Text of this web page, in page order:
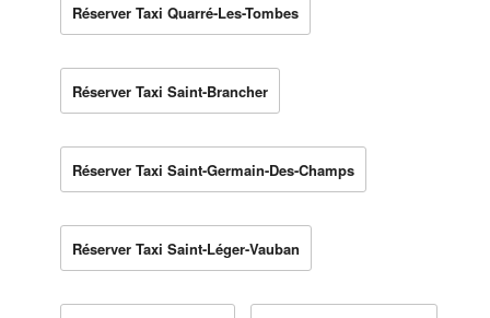
Réserver Taxi Quarré-Les-Tombes
Réserver Taxi Saint-Brancher
Réserver Taxi Saint-Germain-Des-Champs
Réserver Taxi Saint-Léger-Vauban